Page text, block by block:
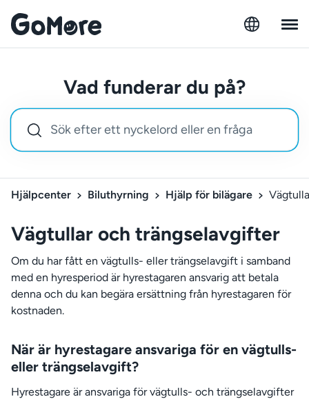
Vad funderar du på?
Hjälpcenter Biluthyrning Hjälp för bilägare
Vägtullar och trängselavgifter
Om du har fått en vägtulls- eller trängselavgift i samband
med en hyresperiod är hyrestagaren ansvarig att betala
denna och du kan begära ersättning från hyrestagaren för
kostnaden.
När är hyrestagare ansvariga för en vägtulls-
eller trängselavgift?
Hyrestagare är ansvariga för vägtulls- och trängselavgifter